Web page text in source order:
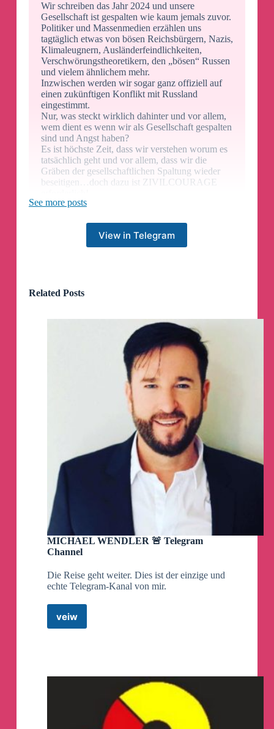
Wir schreiben das Jahr 2024 und unsere
Gesellschaft ist gespalten wie kaum jemals zuvor.
Politiker und Massenmedien erzählen uns
tagtäglich etwas von bösen Reichsbürgern, Nazis,
Klimaleugnern, Ausländerfeindlichkeiten,
Verschwörungstheoretikern, den „bösen“ Russen
und vielem ähnlichem mehr.
Inzwischen werden wir sogar ganz offiziell auf
einen zukünftigen Konflikt mit Russland
eingestimmt.
Nur, was steckt wirklich dahinter und vor allem,
wem dient es wenn wir als Gesellschaft gespalten
sind und Angst haben?
Es ist höchste Zeit, dass wir verstehen worum es
tatsächlich geht und vor allem, dass wir die
Gräben der gesellschaftlichen Spaltung wieder
beseitigen…doch dazu ist ZIVILCOURAGE
Herzliche Grüße
Youtube:https://youtu.be/Kw_tXwzTk6Q
www.herzkrieger.info
Es ist schon eine recht merk würdige
Klimaerwärmung...: Quelle
Je höher die individuelle Frequenz, um so größer
die Kraft der Manifestation. Quelle
‼️Wie wahr!‼️
@Ayse_Meren_HP
Alarmbereitschaft - Rig for red
Aldous Huxley, 1958:
"Es wird eine Gesellschaft entstehen, in der
die Seelen der Massen so manipuliert werden,
dass die Menschen die unmenschlichen
See more posts
View in Telegram
Related Posts
MICHAEL WENDLER 🚨 Telegram
Channel
Die Reise geht weiter. Dies ist der einzige und
echte Telegram-Kanal von mir.
veiwMICHAEL